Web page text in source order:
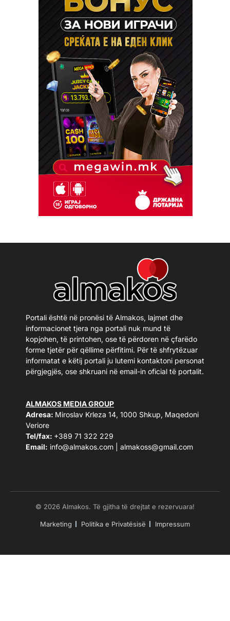
Portali është në pronësi të Almakos, lajmet dhe
informacionet tjera nga portali nuk mund të
kopjohen, të printohen, ose të përdoren në çfarëdo
forme tjetër për qëllime përfitimi. Për të shfrytëzuar
informatat e këtij portali ju lutemi kontaktoni personat
përgjegjës, ose shkruani në email-in oficial të portalit.
ALMAKOS MEDIA GROUP
Adresa: Miroslav Krleza 14, 1000 Shkup, Maqedoni
Veriore
Tel/fax: +389 71 322 229
Email: info@almakos.com almakoss@gmail.com
© 2026 Almakos. Të gjitha të drejtat e rezervuara!
Marketing Politika e Privatësisë Impressum